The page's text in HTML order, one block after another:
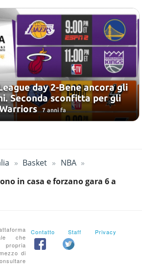
day 2-Bene ancora gli
Seconda sconfitta per gli
7 anni fa
Basket
NBA
in casa e forzano gara 6 a
che
di
Contatto Staff Privacy